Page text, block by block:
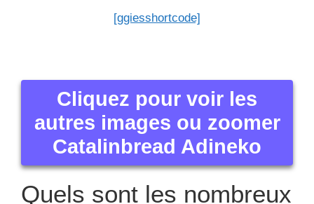
[ggiesshortcode]
Cliquez pour voir les
autres images ou zoomer
Catalinbread Adineko
Quels sont les nombreux